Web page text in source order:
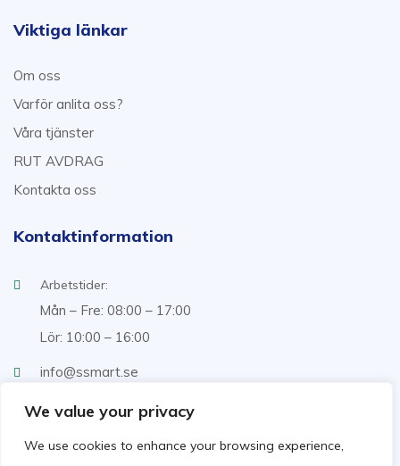
We value your privacy
We use cookies to enhance your browsing experience,
Viktiga länkar
Om oss
Varför anlita oss?
Våra tjänster
RUT AVDRAG
Kontakta oss
Kontaktinformation
Arbetstider:
Mån – Fre: 08:00 – 17:00
Lör: 10:00 – 16:00
info@ssmart.se
+46707322222